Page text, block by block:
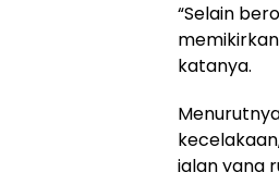
“Selain
katanya.
jalan yang